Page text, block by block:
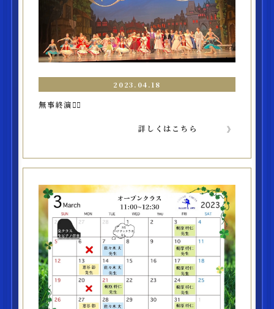
2023.04.18
無事終演❤️‍🔥
詳しくはこちら